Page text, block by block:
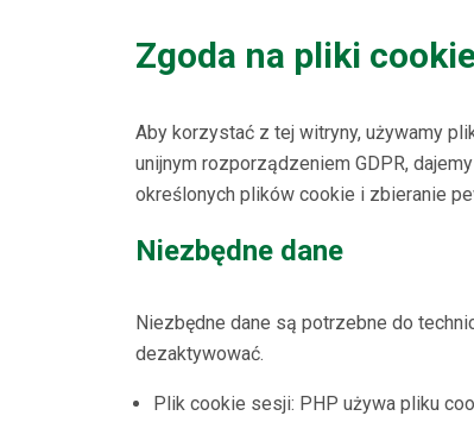
Zgoda na pliki
Aby korzystać z tej witryny, używamy
unijnym rozporządzeniem GDPR,
określonych plików cookie i zbieranie
Niezbędne dane
Niezbędne dane są potrzebne do
dezaktywować.
Plik cookie sesji: PHP używa pliku